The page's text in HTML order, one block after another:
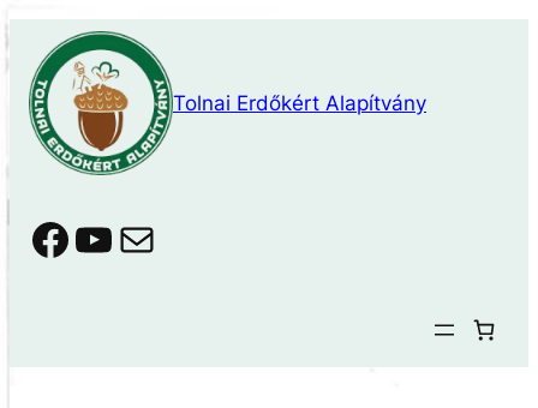
Ugrás
tartalomhoz
Tolnai Erdőkért Alapítvány
Facebook
YouTube
Mail